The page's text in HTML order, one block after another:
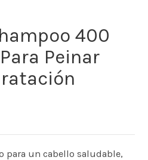
400
Peinar
para un cabello saludable,